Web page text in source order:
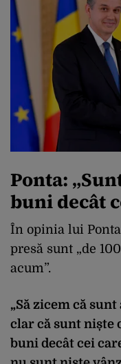
Ponta:
buni decât
În opinia lui
presă sunt „de
acum”.
„Să zicem că
clar că sunt niște
buni decât cei